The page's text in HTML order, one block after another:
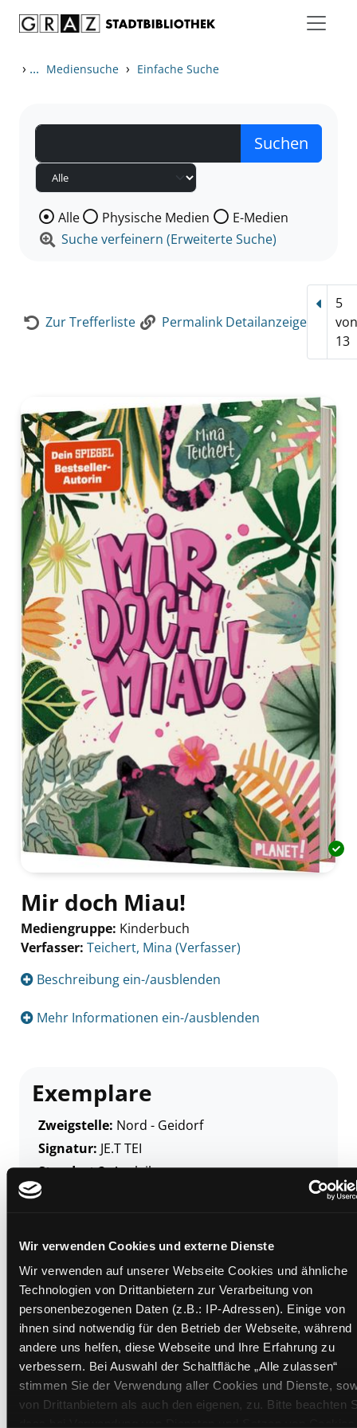
Wir verwenden Cookies und externe Dienste
Wir verwenden auf unserer Webseite Cookies und ähnliche
Technologien von Drittanbietern zur Verarbeitung von
personenbezogenen Daten (z.B.: IP-Adressen). Einige von
ihnen sind notwendig für den Betrieb der Webseite, während
andere uns helfen, diese Webseite und Ihre Erfahrung zu
verbessern. Bei Auswahl der Schaltfläche „Alle zulassen“
stimmen Sie der Verwendung aller Cookies und Dienste,
von Drittanbietern als auch den eigenen, zu. Bitte beachten
› ... Mediensuche › Einfache Suche
Wählen Sie die Medienart nach der Sie suchen wollen.
Alle Physische Medien
E-Medien
Suche verfeinern (Erweiterte Suche)
Zur Trefferliste Permalink Detailanzeige
5
13
Mir doch Miau!
Mediengruppe: Kinderbuch
Verfasser: Suche nach diesem Verfasser
Teichert, Mina (Verfasser)
Beschreibung ein-/ausblenden
Mehr Informationen ein-/ausblenden
Exemplare
Zweigstelle: Nord - Geidorf
Signatur: JE.T TEI
Standort 2:Ausleihe
Status:
Mediengruppe:Kinderbuch
Frist:
Barcode: 2608SB00378
Standort 3:
Zweigstelle: Süd - Lauzilgasse
Signatur: JE.T TEI